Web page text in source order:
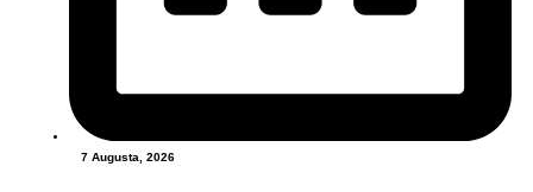
7 Augusta, 2026